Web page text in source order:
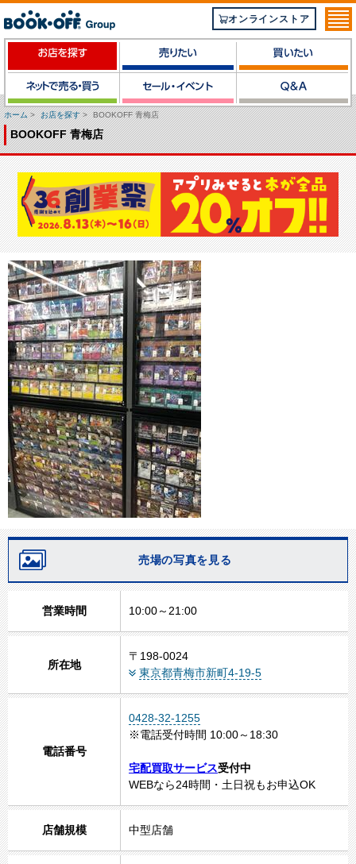
オンラインストア
ホーム> お店を探す> BOOKOFF 青梅店
BOOKOFF 青梅店
売場の写真を見る
4
営業時間 10:00～21:00
所在地
〒198-0024
東京都青梅市新町4-19-5
電話番号
0428-32-1255
※電話受付時間 10:00～18:30
宅配買取サービス受付中
WEBなら24時間・土日祝もお申込OK
店舗規模 中型店舗